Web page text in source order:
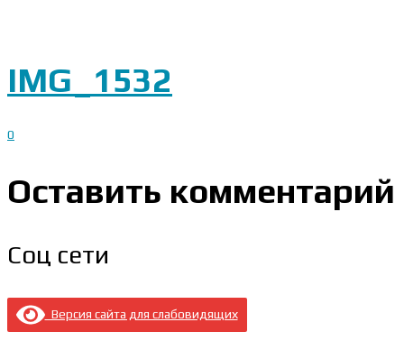
IMG_1532
0
Оставить комментарий
Соц сети
Версия сайта для слабовидящих